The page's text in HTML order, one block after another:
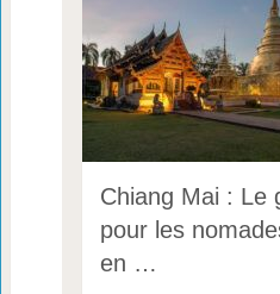
Chiang Mai : Le
pour les
en …